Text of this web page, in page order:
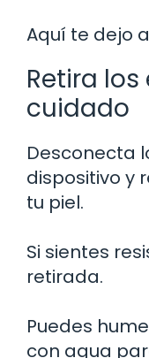
Aquí te dejo
Retira
cuidado
Desconecta
dispositivo y
tu piel.
Si sientes
retirada.
Puedes
con agua